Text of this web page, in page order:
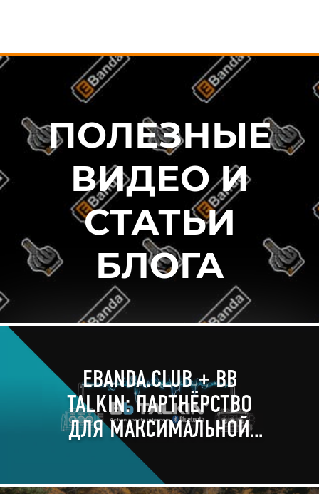
ПОЛЕЗНЫЕ
ВИДЕО И
СТАТЬИ
БЛОГА
EBANDA.CLUB + BB
TALKIN: ПАРТНЁРСТВО
ДЛЯ МАКСИМАЛЬНОЙ
ЭФФЕКТИВНОСТИ НА
ВОДЕ 🎧🌊